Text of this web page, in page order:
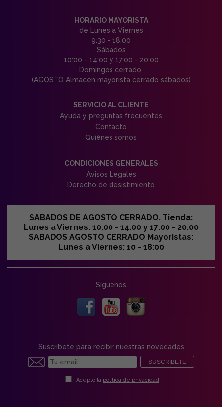
HORARIO MAYORISTA
de Lunes a Viernes
9:30 - 18:00
Sábados
10:00 - 14:00 y 17:00 - 20:00
Domingos cerrado.
(AGOSTO Almacén mayorista cerrado sábados)
SERVICIO AL CLIENTE
Ayuda y preguntas frecuentes
Contacto
Quiénes somos
CONDICIONES GENERALES
Avisos Legales
Derecho de desistimiento
SABADOS DE AGOSTO CERRADO. Tienda:
Lunes a Viernes: 10:00 - 14:00 y 17:00 - 20:00
SABADOS AGOSTO CERRADO Mayoristas:
Lunes a Viernes: 10 - 18:00
Síguenos
Suscríbete para recibir nuestras novedades
SUSCRIBETE
Acepto la política de privacidad